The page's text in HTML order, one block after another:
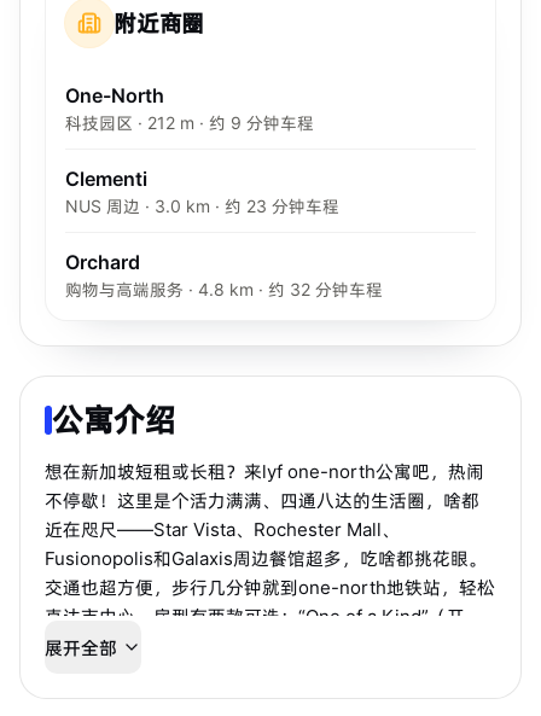
附近商圈
One-North
科技园区 · 212 m · 约 9 分钟车程
Clementi
NUS 周边 · 3.0 km · 约 23 分钟车程
Orchard
购物与高端服务 · 4.8 km · 约 32 分钟车程
公寓介绍
想在新加坡短租或长租？来lyf one-north公寓吧，热闹
不停歇！这里是个活力满满、四通八达的生活圈，啥都
近在咫尺——Star Vista、Rochester Mall、
Fusionopolis和Galaxis周边餐馆超多，吃啥都挑花眼。
交通也超方便，步行几分钟就到one-north地铁站，轻松
直达市中心。房型有两款可选：“One of a Kind”（开
间）和“Level-Up”（复式），短住长住都合适。还有共
活、激发灵感而设计～
展开全部